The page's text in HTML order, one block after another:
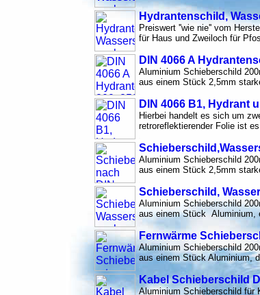
Hydrantenschild,
Preiswert ''wie nie'' vom
für Haus und Zweiloch für
DIN 4066 A
Aluminium Schieberschild
aus einem Stück 2,5mm
DIN 4066 B1, Hydrant
Hierbei handelt es sich um
retroreflektierender Folie ist
Aluminium Schieberschild
aus einem Stück 2,5mm
Schieberschild,
Aluminium Schieberschild
aus einem Stück Aluminium,
Fernwärme
Aluminium Schieberschild
aus einem Stück Aluminium,
Kabel Schieberschild
Aluminium Schieberschild für